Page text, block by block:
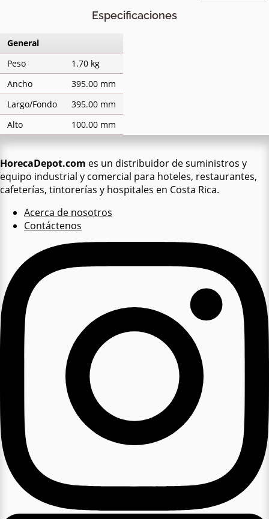
Especificaciones
General
Peso
1.70 kg
Ancho
395.00 mm
Largo/Fondo
395.00 mm
Alto
100.00 mm
HorecaDepot.com es un distribuidor de suministros y
equipo industrial y comercial para hoteles, restaurantes,
cafeterías, tintorerías y hospitales en Costa Rica.
Acerca de nosotros
Contáctenos